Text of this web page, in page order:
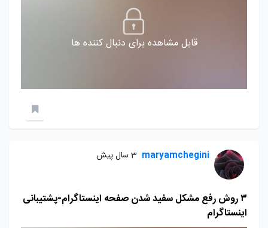
قابل مشاهده برای دنبال کننده ها
maryamchegini 3 سال پیش
۳ روش رفع مشکل سفید شدن صفحه اینستاگرام-پشتیبانی
اینستاگرام